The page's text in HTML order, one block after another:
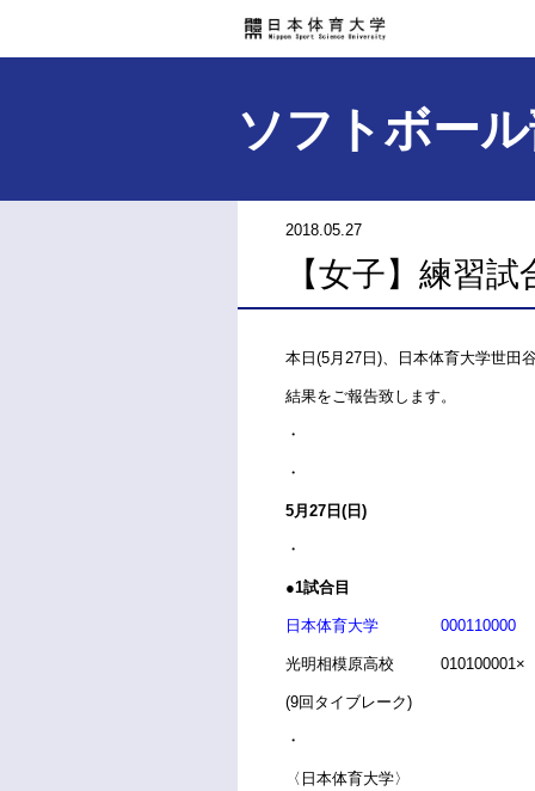
ソフトボー
2018.05.27
【女子】練習
本日(5月27日)、日本体育大学世田
結果をご報告致します。
・
・
5月27日(日)
・
●1試合目
日本体育大学
光明相模原高校
(9回タイブレーク)
・
〈日本体育大学〉